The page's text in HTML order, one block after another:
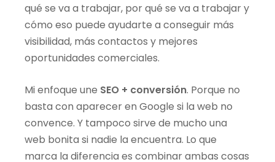
qué se va a trabajar, por qué se va a trabajar y
cómo eso puede ayudarte a conseguir más
visibilidad, más contactos y mejores
oportunidades comerciales.
Mi enfoque une SEO + conversión. Porque no
basta con aparecer en Google si la web no
convence. Y tampoco sirve de mucho una
web bonita si nadie la encuentra. Lo que
marca la diferencia es combinar ambas cosas